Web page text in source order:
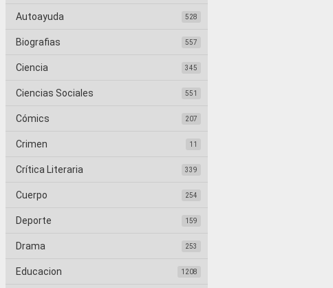
Autoayuda 528
Biografias 557
Ciencia 345
Ciencias Sociales 551
Cómics 207
Crimen 11
Crítica Literaria 339
Cuerpo 254
Deporte 159
Drama 253
Educacion 1208